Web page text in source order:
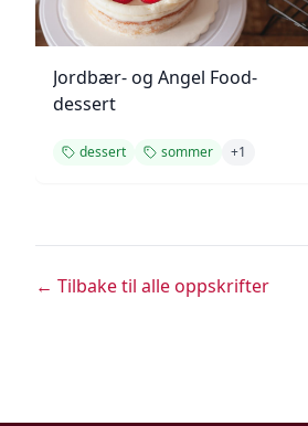
Jordbær- og Angel Food-
dessert
dessert sommer +1
← Tilbake til alle oppskrifter